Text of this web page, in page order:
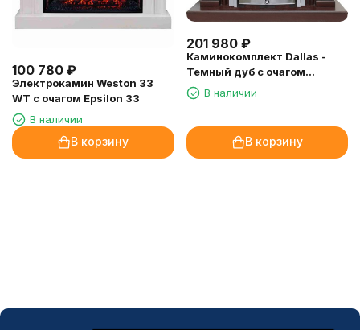
100 780 ₽
Электрокамин Weston 33
WT с очагом Epsilon 33
В наличии
В корзину
201 980 ₽
Каминокомплект Dallas -
Темный дуб с очагом
Danville Chrome FB2
В наличии
В корзину